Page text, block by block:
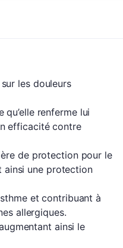
les douleurs
renferme lui
efficacité contre
de protection pour le
ainsi une protection
et contribuant à
allergiques.
ainsi le